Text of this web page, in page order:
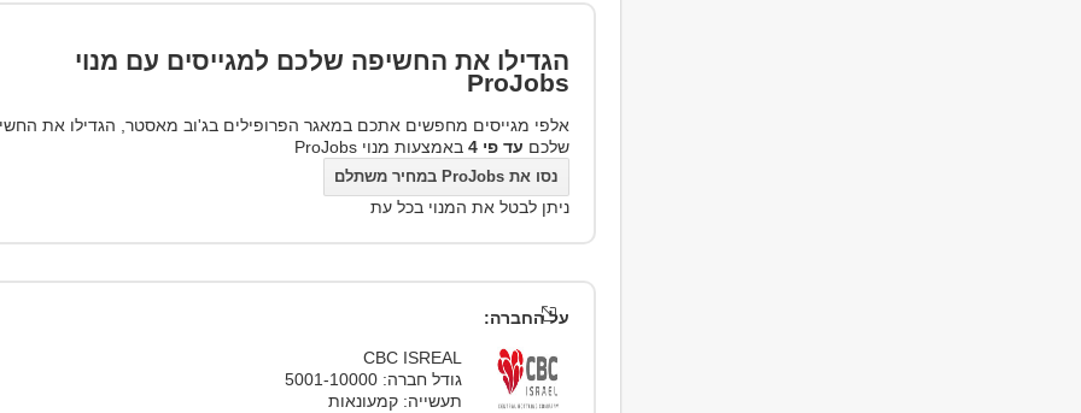
הגדילו את החשיפה שלכם למגייסים עם מנוי
ProJobs
אלפי מגייסים מחפשים אתכם במאגר הפרופילים בג'וב מאסטר, הגדילו את
שלכם עד פי 4 באמצעות מנוי ProJobs
נסו את ProJobs במחיר משתלם
ניתן לבטל את המנוי בכל עת
על החברה:
CBC ISREAL
גודל חברה: 5001-10000
תעשייה: קמעונאות